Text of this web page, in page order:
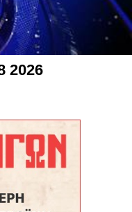
2026